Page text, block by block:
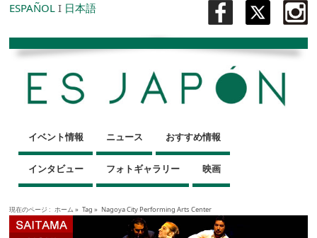
ESPAÑOL I 日本語
イベント情報 ニュース おすすめ情報
インタビュー フォトギャラリー 映画
現在のページ : ホーム » Tag » Nagoya City Performing Arts Center